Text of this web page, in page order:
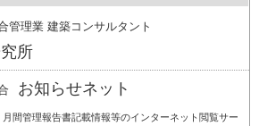
管理業 建築コンサルタント
所
お知らせネット
間管理報告書記載情報等のインターネット閲覧サー